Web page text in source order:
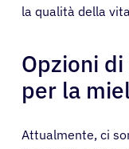
la qualità della
Opzioni
per la
Attualmente, ci